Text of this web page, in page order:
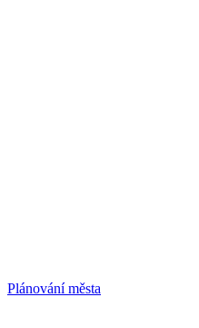
Plánování města